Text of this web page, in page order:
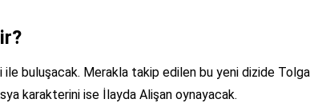
ile buluşacak. Merakla takip edilen bu yeni dizide Tolga
karakterini ise İlayda Alişan oynayacak.